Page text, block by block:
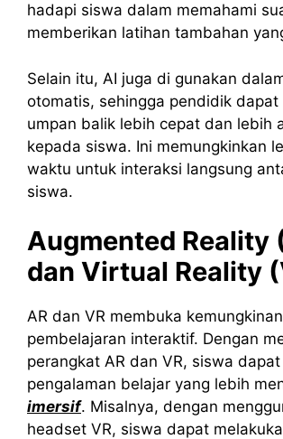
hadapi siswa dalam memahami
memberikan latihan tambahan
Selain itu, AI juga di gunakan
otomatis, sehingga pendidik dapat
umpan balik lebih cepat dan lebih
kepada siswa. Ini memungkinkan
waktu untuk interaksi langsung
siswa.
Augmented Reality
dan Virtual Reality
AR dan VR membuka
pembelajaran interaktif. Dengan
perangkat AR dan VR, siswa
pengalaman belajar yang lebih
imersif. Misalnya, dengan
headset VR, siswa dapat